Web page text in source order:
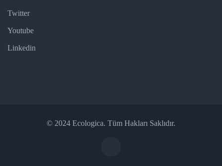
Twitter
Youtube
Linkedin
© 2024 Ecologica. Tüm Hakları Saklıdır.